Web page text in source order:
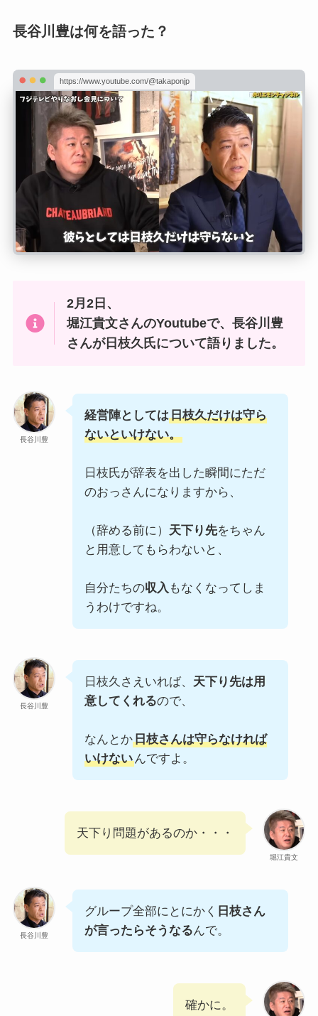
長谷川豊は何を語った？
https://www.youtube.com/@takaponjp
2月2日、
堀江貴文さんのYoutubeで、長谷川豊
さんが日枝久氏について語りました。
長谷川豊
経営陣としては日枝久だけは守ら
ないといけない。
日枝氏が辞表を出した瞬間にただ
のおっさんになりますから、
（辞める前に） 天下り先をちゃん
と用意してもらわないと、
自分たちの収入 もなくなってしま
うわけですね。
長谷川豊
日枝久さえいれば、 天下り先は用
意してくれるので、
なんとか日枝さんは守らなければ
いけないんですよ。
堀江貴文
天下り問題があるのか・・・
長谷川豊
グループ全部にとにかく 日枝さん
が言ったらそうなるんで。
確かに。